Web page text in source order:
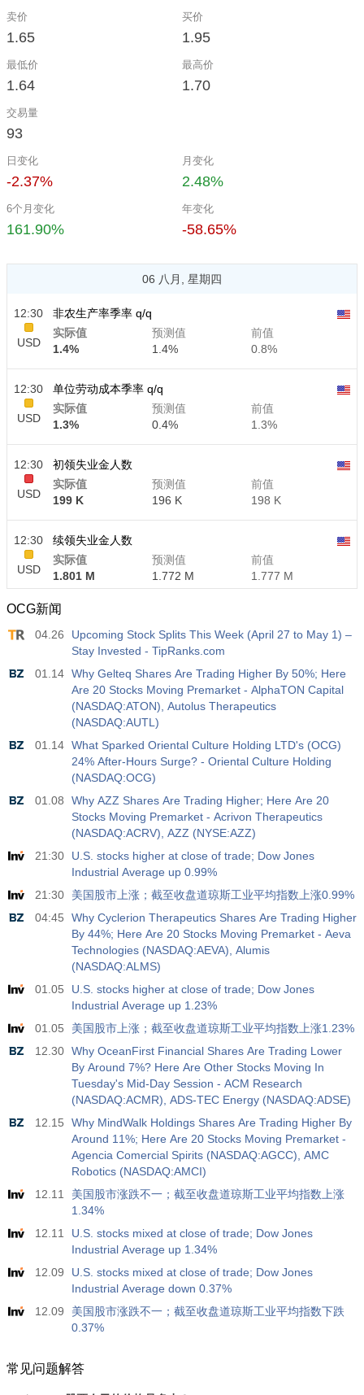
卖价
1.65
买价
1.95
最低价
1.64
最高价
1.70
交易量
93
日变化
-2.37%
月变化
2.48%
6个月变化
161.90%
年变化
-58.65%
06 八月, 星期四
12:30
USD
非农生产率季率 q/q
实际值
1.4%
预测值
1.4%
前值
0.8%
12:30
USD
单位劳动成本季率 q/q
实际值
1.3%
预测值
0.4%
前值
1.3%
12:30
USD
初领失业金人数
实际值
199 K
预测值
196 K
前值
198 K
12:30
USD
续领失业金人数
实际值
1.801 M
预测值
1.772 M
前值
1.777 M
OCG新闻
04.26
Upcoming Stock Splits This Week (April 27 to May 1) –
Stay Invested - TipRanks.com
01.14 Why Gelteq Shares Are Trading Higher By 50%; Here
Are 20 Stocks Moving Premarket - AlphaTON Capital
(NASDAQ:ATON), Autolus Therapeutics
(NASDAQ:AUTL)
01.14 What Sparked Oriental Culture Holding LTD's (OCG)
24% After-Hours Surge? - Oriental Culture Holding
(NASDAQ:OCG)
01.08
Why AZZ Shares Are Trading Higher; Here Are 20
Stocks Moving Premarket - Acrivon Therapeutics
(NASDAQ:ACRV), AZZ (NYSE:AZZ)
21:30
U.S. stocks higher at close of trade; Dow Jones
Industrial Average up 0.99%
21:30
美国股市上涨；截至收盘道琼斯工业平均指数上涨0.99%
04:45
Why Cyclerion Therapeutics Shares Are Trading Higher
By 44%; Here Are 20 Stocks Moving Premarket - Aeva
Technologies (NASDAQ:AEVA), Alumis
(NASDAQ:ALMS)
01.05
U.S. stocks higher at close of trade; Dow Jones
Industrial Average up 1.23%
01.05
美国股市上涨；截至收盘道琼斯工业平均指数上涨1.23%
12.30 Why OceanFirst Financial Shares Are Trading Lower
By Around 7%? Here Are Other Stocks Moving In
Tuesday's Mid-Day Session - ACM Research
(NASDAQ:ACMR), ADS-TEC Energy (NASDAQ:ADSE)
12.15
Why MindWalk Holdings Shares Are Trading Higher By
Around 11%; Here Are 20 Stocks Moving Premarket -
Agencia Comercial Spirits (NASDAQ:AGCC), AMC
Robotics (NASDAQ:AMCI)
12.11
美国股市涨跌不一；截至收盘道琼斯工业平均指数上涨
1.34%
12.11
U.S. stocks mixed at close of trade; Dow Jones
Industrial Average up 1.34%
12.09
U.S. stocks mixed at close of trade; Dow Jones
Industrial Average down 0.37%
12.09
美国股市涨跌不一；截至收盘道琼斯工业平均指数下跌
0.37%
常见问题解答